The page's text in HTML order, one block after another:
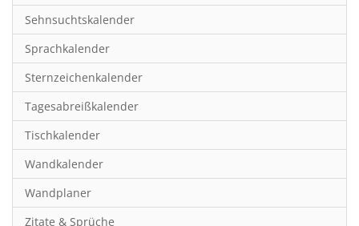
Kinderkalender
Kunst
Länder & Städte
Landschaft & Natur
Lifestyle
Literatur
Manga & Animé
Neutrale Kalender
Sehnsuchtskalender
Sprachkalender
Sternzeichenkalender
Tagesabreißkalender
Tischkalender
Wandkalender
Wandplaner
Zitate & Sprüche